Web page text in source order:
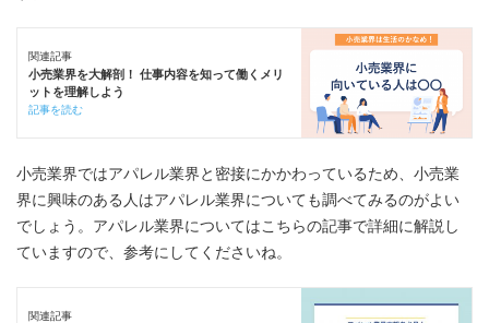
関連記事
小売業界を大解剖！ 仕事内容を知って働くメリ
ットを理解しよう
記事を読む
小売業界ではアパレル業界と密接にかかわっているため、小売業
界に興味のある人はアパレル業界についても調べてみるのがよい
でしょう。アパレル業界についてはこちらの記事で詳細に解説し
ていますので、参考にしてくださいね。
関連記事